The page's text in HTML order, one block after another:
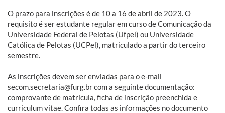
O prazo para inscrições é de 10 a 16 de abril de 2023. O
requisito é ser estudante regular em curso de Comunicação da
Universidade Federal de Pelotas (Ufpel) ou Universidade
Católica de Pelotas (UCPel), matriculado a partir do terceiro
semestre.
As inscrições devem ser enviadas para o e-mail
secom.secretaria@furg.br com a seguinte documentação:
comprovante de matrícula, ficha de inscrição preenchida e
curriculum vitae. Confira todas as informações no documento